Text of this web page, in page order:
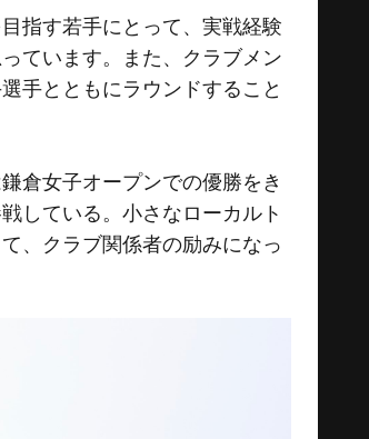
指す若手にとって、実戦経験
ています。また、クラブメン
手とともにラウンドすること
倉女子オープンでの優勝をき
している。小さなローカルト
、クラブ関係者の励みになっ